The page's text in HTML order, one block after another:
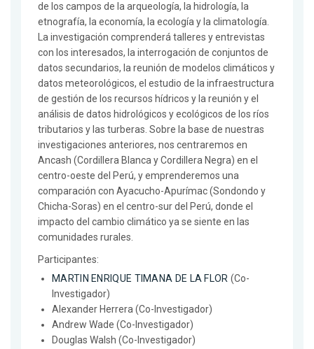
de los campos de la arqueología, la hidrología, la
etnografía, la economía, la ecología y la climatología.
La investigación comprenderá talleres y entrevistas
con los interesados, la interrogación de conjuntos de
datos secundarios, la reunión de modelos climáticos y
datos meteorológicos, el estudio de la infraestructura
de gestión de los recursos hídricos y la reunión y el
análisis de datos hidrológicos y ecológicos de los ríos
tributarios y las turberas. Sobre la base de nuestras
investigaciones anteriores, nos centraremos en
Ancash (Cordillera Blanca y Cordillera Negra) en el
centro-oeste del Perú, y emprenderemos una
comparación con Ayacucho-Apurímac (Sondondo y
Chicha-Soras) en el centro-sur del Perú, donde el
impacto del cambio climático ya se siente en las
comunidades rurales.
Participantes:
MARTIN ENRIQUE TIMANA DE LA FLOR (Co-
Investigador)
Alexander Herrera (Co-Investigador)
Andrew Wade (Co-Investigador)
Douglas Walsh (Co-Investigador)